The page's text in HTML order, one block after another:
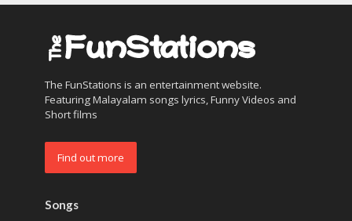
The FunStations is an entertainment website.
Featuring Malayalam songs lyrics, Funny Videos and
Short films
Find out more
Songs